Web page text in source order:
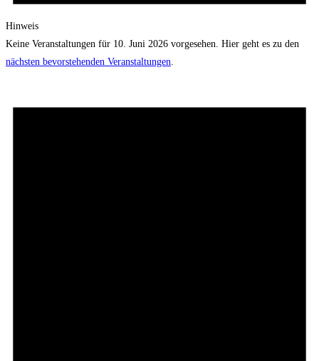
Hinweis
Keine Veranstaltungen für 10. Juni 2026 vorgesehen. Hier geht es zu den
nächsten bevorstehenden Veranstaltungen.